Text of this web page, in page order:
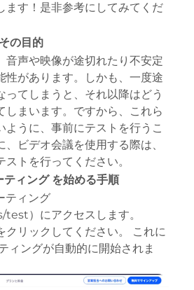
ます！是非参考にしてみてくだ
の目的
音声や映像が途切れたり不安定
性があります。しかも、一度途
ってしまうと、それ以降はどう
しまいます。ですから、これら
ように、事前にテストを行うこ
、ビデオ会議を使用する際は、
トを行ってください。
ィング を始める手順
ィング
）にアクセスします。
リックしてください。 これに
ィングが自動的に開始されま